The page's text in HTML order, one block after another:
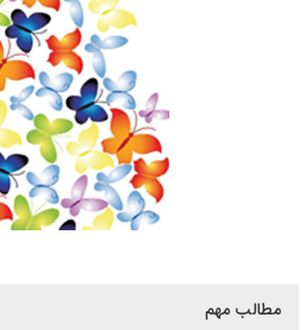
مطالب مهم